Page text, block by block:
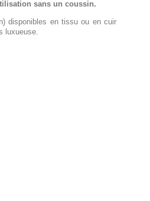
sans un coussin.
disponibles en tissu ou en cuir
luxueuse.